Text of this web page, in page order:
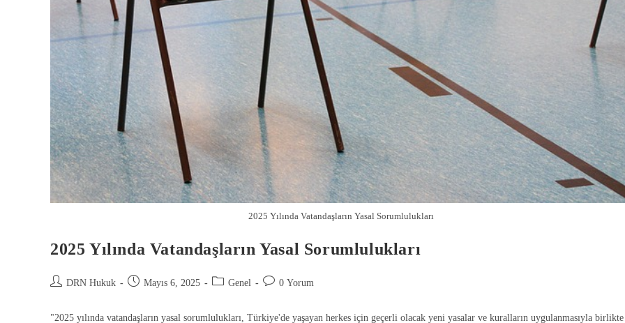
2025 Yılında Vatandaşların Yasal Sorumlulukları
2025 Yılında Vatandaşların Yasal Sorumlulukları
DRN Hukuk Mayıs 6, 2025 Genel 0 Yorum
"2025 yılında vatandaşların yasal sorumlulukları, Türkiye'de yaşayan herkes için geçerli olacak yeni yasalar ve kuralların uygulanmasıyla birlikte